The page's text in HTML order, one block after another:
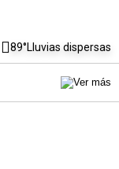
89°Lluvias dispersas